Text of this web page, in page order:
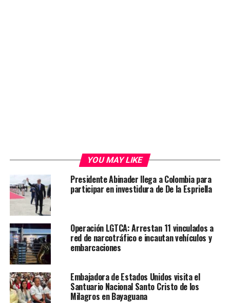
YOU MAY LIKE
Presidente Abinader llega a Colombia para
participar en investidura de De la Espriella
Operación LGTCA: Arrestan 11 vinculados a
red de narcotráfico e incautan vehículos y
embarcaciones
Embajadora de Estados Unidos visita el
Santuario Nacional Santo Cristo de los
Milagros en Bayaguana